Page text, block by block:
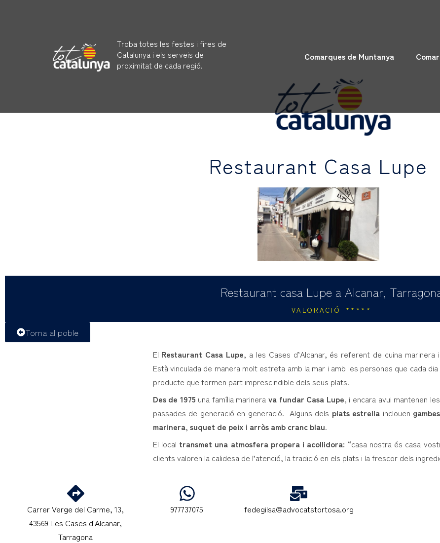
Troba totes les festes i fires de
Catalunya i els serveis de
proximitat de cada regió.
Comarques de Muntanya
Restaurant Casa Lupe
Restaurant casa Lupe a Alcanar,
VALORACIÓ *****
Torna al poble
El Restaurant Casa Lupe, a les Cases d’Alcanar, és referent de cuina marinera
Està vinculada de manera molt estreta amb la mar i amb les persones que cada
producte que formen part imprescindible dels seus plats.
Des de 1975 una família marinerava fundar Casa Lupe, i encara avui mantenen
passades de generació en generació. Alguns dels plats estrella inclouen
marinera, suquet de peix i arròs amb cranc blau.
El local transmet una atmosfera propera i acollidora: “casa nostra és casa
clients valoren la calidesa de l’atenció, la tradició en els plats i la frescor dels
Carrer Verge del Carme, 13,
43569 Les Cases d'Alcanar,
Tarragona
977737075 fedegilsa@advocatstortosa.org